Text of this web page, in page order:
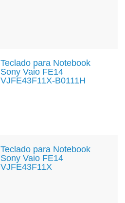
Teclado para Notebook
Sony Vaio FE14
VJFE43F11X-B0111H
Teclado para Notebook
Sony Vaio FE14
VJFE43F11X